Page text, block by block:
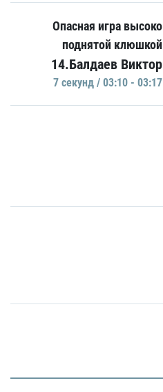
Опасная игра высоко
поднятой клюшкой
14.Балдаев Виктор
7 секунд / 03:10 - 03:17